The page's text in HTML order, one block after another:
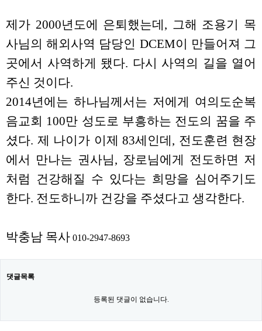
제가 2000년도에 은퇴했는데, 그해 조용기 목
사님의 해외사역 담당인 DCEM이 만들어져 그
곳에서 사역하게 됐다. 다시 사역의 길을 열어
주신 것이다.
2014년에는 하나님께서는 저에게 여의도순복
음교회 100만 성도로 부흥하는 전도의 꿈을 주
셨다. 제 나이가 이제 83세인데, 전도훈련 현장
에서 만나는 권사님, 장로님에게 전도하면 저
처럼 건강해질 수 있다는 희망을 심어주기도
한다. 전도하니까 건강을 주셨다고 생각한다.
박충남 목사 010-2947-8693
댓글목록
등록된 댓글이 없습니다.